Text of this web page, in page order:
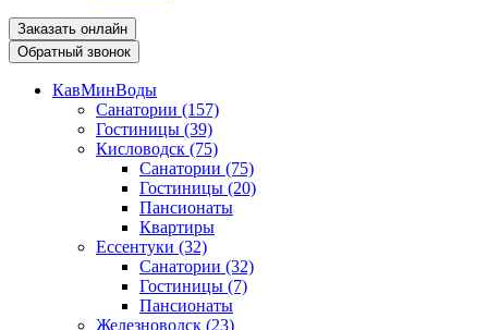
Заказать онлайн
Обратный звонок
КавМинВоды
Санатории (157)
Гостиницы (39)
Кисловодск (75)
Санатории (75)
Гостиницы (20)
Пансионаты
Квартиры
Ессентуки (32)
Санатории (32)
Гостиницы (7)
Пансионаты
Железноводск (23)